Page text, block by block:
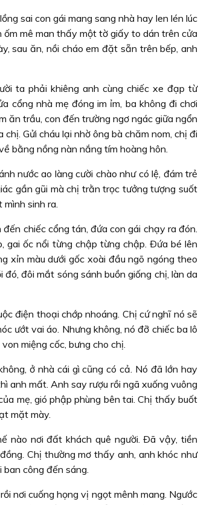
sai con gái mang sang nhà hay len lén lúc
mê man thấy một tờ giấy to dán trên cửa
sau ăn, nồi cháo em đặt sẵn trên bếp, anh
ta phải khiêng anh cùng chiếc xe đạp từ
cổng nhà mẹ đóng im ỉm, ba không đi chơi
ăn trầu, con đến trường ngơ ngác giữa ngổn
Gửi cháu lại nhờ ông bà chăm nom, chị đi
bằng nồng nàn nắng tím hoàng hôn.
nước ao làng cười chào như có lệ, đám trẻ
gần gũi mà chị trằn trọc tưởng tượng suốt
sinh ra.
chiếc cổng tán, đứa con gái chạy ra đón.
gai ốc nổi từng chập từng chập. Ðứa bé lên
xỉn màu dưới gốc xoài đầu ngõ ngóng theo
đôi mắt sóng sánh buồn giống chị, làn da
điện thoại chớp nhoáng. Chị cứ nghĩ nó sẽ
ướt vai áo. Nhưng không, nó đỡ chiếc ba lô
miệng cốc, bưng cho chị.
ở nhà cái gì cũng có cả. Nó đã lớn hay
anh mất. Anh say rượu rồi ngã xuống vuông
mẹ, gió phập phùng bên tai. Chị thấy buốt
mặt mày.
nào nơi đất khách quê người. Ðã vậy, tiền
Chị thường mơ thấy anh, anh khóc như
công đến sáng.
nơi cuống họng vị ngọt mênh mang. Ngước